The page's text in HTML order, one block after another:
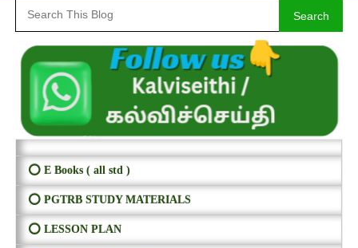
Search
⭕ E Books ( all std )
⭕ PGTRB STUDY MATERIALS
⭕ LESSON PLAN